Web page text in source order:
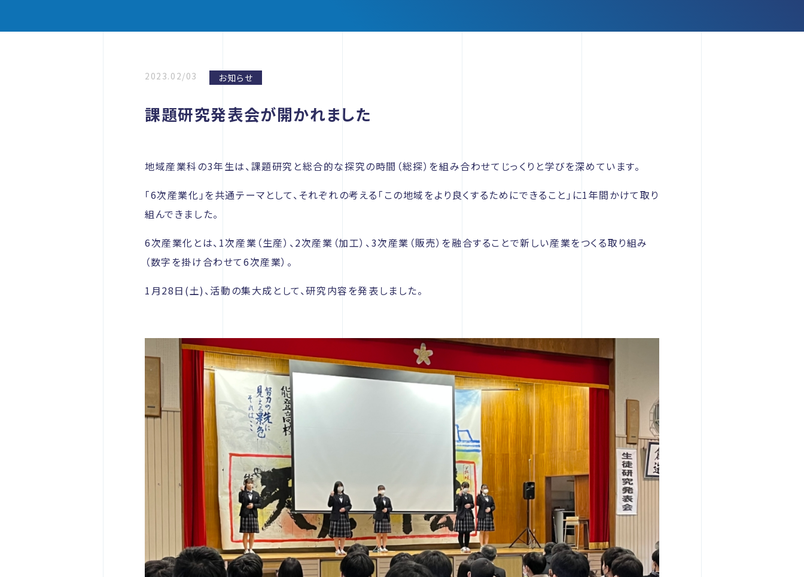
2023.02/03 お知らせ
課題研究発表会が開かれました
地域産業科の3年生は、課題研究と総合的な探究の時間（総探）を組み合わせてじっくりと学びを深めています。
「6次産業化」を共通テーマとして、それぞれの考える「この地域をより良くするためにできること」に1年間かけて取り
組んできました。
6次産業化とは、1次産業（生産）、2次産業（加工）、3次産業（販売）を融合することで新しい産業をつくる取り組み
（数字を掛け合わせて6次産業）。
1月28日(土)、活動の集大成として、研究内容を発表しました。